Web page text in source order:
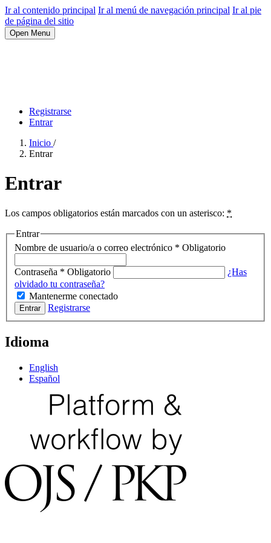
Ir al contenido principal Ir al menú de navegación principal Ir al pie
de página del sitio
Open Menu
Registrarse
Entrar
Inicio /
Entrar
Entrar
Los campos obligatorios están marcados con un asterisco: *
Entrar
Nombre de usuario/a o correo electrónico * Obligatorio
Contraseña * Obligatorio
¿Has
olvidado tu contraseña?
Mantenerme conectado
Entrar Registrarse
Idioma
English
Español